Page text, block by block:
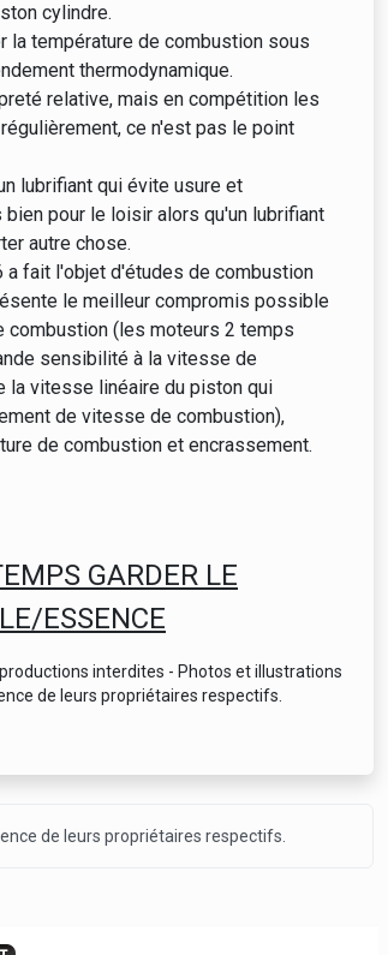
cylindre.
la température de combustion sous
thermodynamique.
relative, mais en compétition les
ce n'est pas le point
lubrifiant qui évite usure et
pour le loisir alors qu'un lubrifiant
autre chose.
a fait l'objet d'études de combustion
le meilleur compromis possible
combustion (les moteurs 2 temps
sensibilité à la vitesse de
la vitesse linéaire du piston qui
de vitesse de combustion),
de combustion et encrassement.
GARDER LE
ESSENCE
interdites - Photos et illustrations
de leurs propriétaires respectifs.
de leurs propriétaires respectifs.